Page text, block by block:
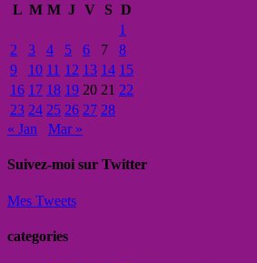
L M M J V S D
1
2
3 4 5 6 7
8
9
10 11 12 13 14 15
16 17 18 19 20 21 22
23 24 25 26 27 28
« Jan
Mar »
Suivez-moi sur Twitter
Mes Tweets
categories